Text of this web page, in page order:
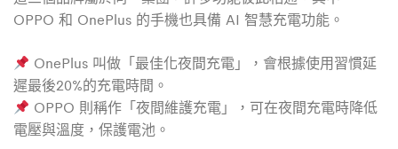
OPPO 和 OnePlus 的手機也具備 AI 智慧充電功能。
OnePlus 叫做「最佳化夜間充電」，會根據使用習慣延
遲最後20%的充電時間。
OPPO 則稱作「夜間維護充電」，可在夜間充電時降低
電壓與溫度，保護電池。